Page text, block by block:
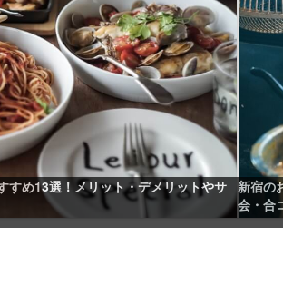
選！格安居酒屋から個室ありでデート・女子
屋までエリア別に紹介